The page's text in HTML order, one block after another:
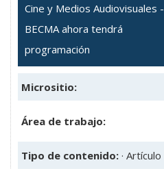
Cine y Medios Audiovisuales -
BECMA ahora tendrá
programación
Micrositio:
Área de trabajo:
Tipo de contenido: · Artículo